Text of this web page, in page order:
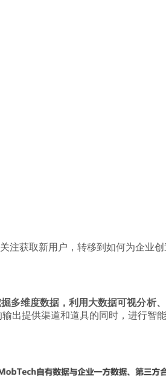
注获取新用户，转移到如何为企业创
多维度数据，利用大数据可视分析
出提供渠道和道具的同时，进行智